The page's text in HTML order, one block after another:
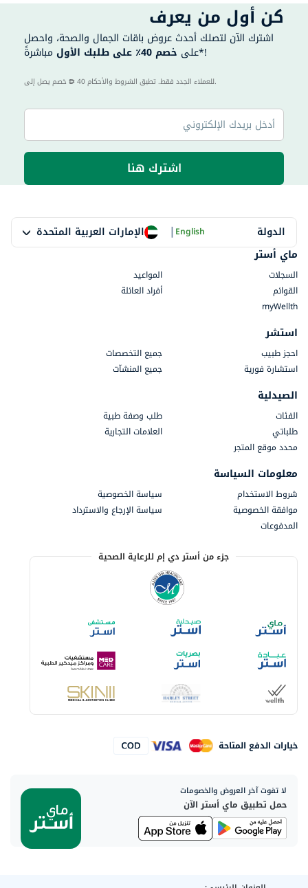
كن أول من يعرف
اشترك الآن لتصلك أحدث عروض باقات الجمال والصحة، واحصل
على خصم 40٪ على طلبك الأول مباشرةً*!
40 للعملاء الجدد فقط. تطبق الشروط والأحكام.
اشترك هنا
الدولة الإمارات العربية المتحدة |English
ماي أستر
السجلات
المواعيد
القوائم
أفراد العائلة
myWellth
استشر
احجز طبيب
جميع التخصصات
استشارة فورية
جميع المنشآت
الصيدلية
الفئات
طلب وصفة طبية
طلباتي
العلامات التجارية
محدد موقع المتجر
معلومات السياسة
شروط الاستخدام
سياسة الخصوصية
موافقة الخصوصية
سياسة الإرجاع والاسترداد
المدفوعات
جزء من أستر دي إم للرعاية الصحية
خيارات الدفع المتاحة
لا تفوت آخر العروض والخصومات
حمل تطبيق ماي أستر الآن